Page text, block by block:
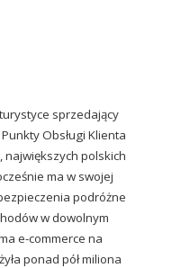
sprzedający
Obsługi Klienta
polskich
ma w swojej
podróżne
w dowolnym
e-commerce na
ponad pół miliona